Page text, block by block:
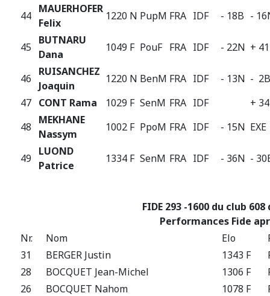
44
MAUERHOFER
Felix
1220 N PupM FRA IDF - 18B -
45
BUTNARU
Dana
1049 F PouF FRA IDF - 22N +
46
RUISANCHEZ
Joaquin
1220 N BenM FRA IDF - 13N - 2B
47 CONT Rama 1029 F SenM FRA IDF
+
48
MEKHANE
Nassym
1002 F PpoM FRA IDF - 15N EXE
49
LUOND
Patrice
1334 F SenM FRA IDF - 36N -
FIDE 293 -1600 du club
Performances Fide
Nr.
Nom Elo
31
BERGER Justin 1343 F
28
BOCQUET Jean-Michel 1306 F
26
BOCQUET Nahom 1078 F